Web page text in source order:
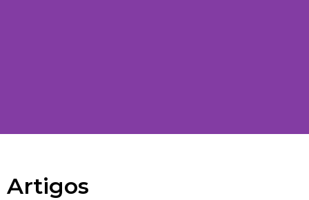
Educação, Ciência e
Artigos